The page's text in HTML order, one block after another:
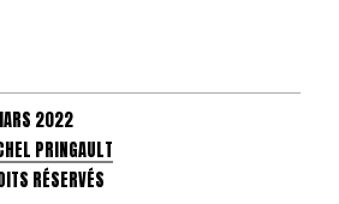
2022
PRINGAULT
RÉSERVÉS